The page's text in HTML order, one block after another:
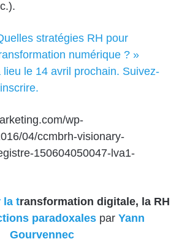
stratégies RH pour
numérique ? »
lieu le 14 avril prochain. Suivez-
wp-
04/ccmbrh-visionary-
150604050047-lva1-
la transformation digitale, la RH
paradoxales par Yann
Gourvennec